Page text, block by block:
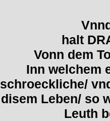
halt
Vonn dem
Inn welchem
schroeckliche/
disem Leben/ so
Leuth